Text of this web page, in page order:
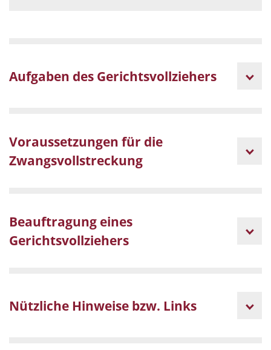
Aufgaben des Gerichtsvollziehers
Voraussetzungen für die
Zwangsvollstreckung
Beauftragung eines
Gerichtsvollziehers
Nützliche Hinweise bzw. Links